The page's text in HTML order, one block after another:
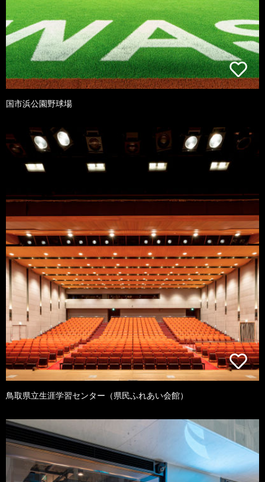
国市浜公園野球場
鳥取県立生涯学習センター（県民ふれあい会館）